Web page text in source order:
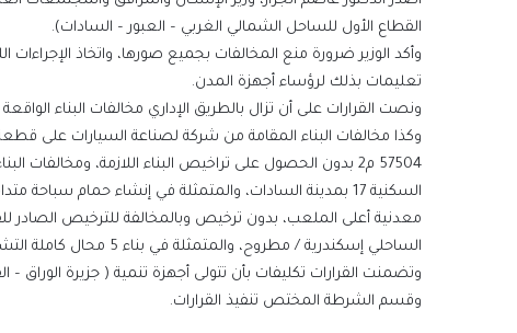
القطاع الأول للساحل الشمالي الغربي – العبور – السادات).
وأكد الوزير ضرورة منع المخالفات بجميع صورها، واتخاذ
تعليمات بذلك لرؤساء أجهزة المدن.
وكذا مخالفات البناء المقامة من شركة لصناعة السيارات على
57504 م2 بدون الحصول على تراخيص البناء اللازمة،
السكنية 17 بمدينة السادات، والمتمثلة في إنشاء حمام
معدنية أعلى الملعب، بدون ترخيص وبالمخالفة للترخيص الصادر
الساحلي إسكندرية / مطروح، والمتمثلة في بناء 5 محال كاملة التشطيب بدون الحصول على تراخيص البناء اللازمة.
وتضمنت القرارات تكليفات بأن تتولى أجهزة تنمية ( جزيرة الوراق
وقسم الشرطة المختص تنفيذ القرارات.